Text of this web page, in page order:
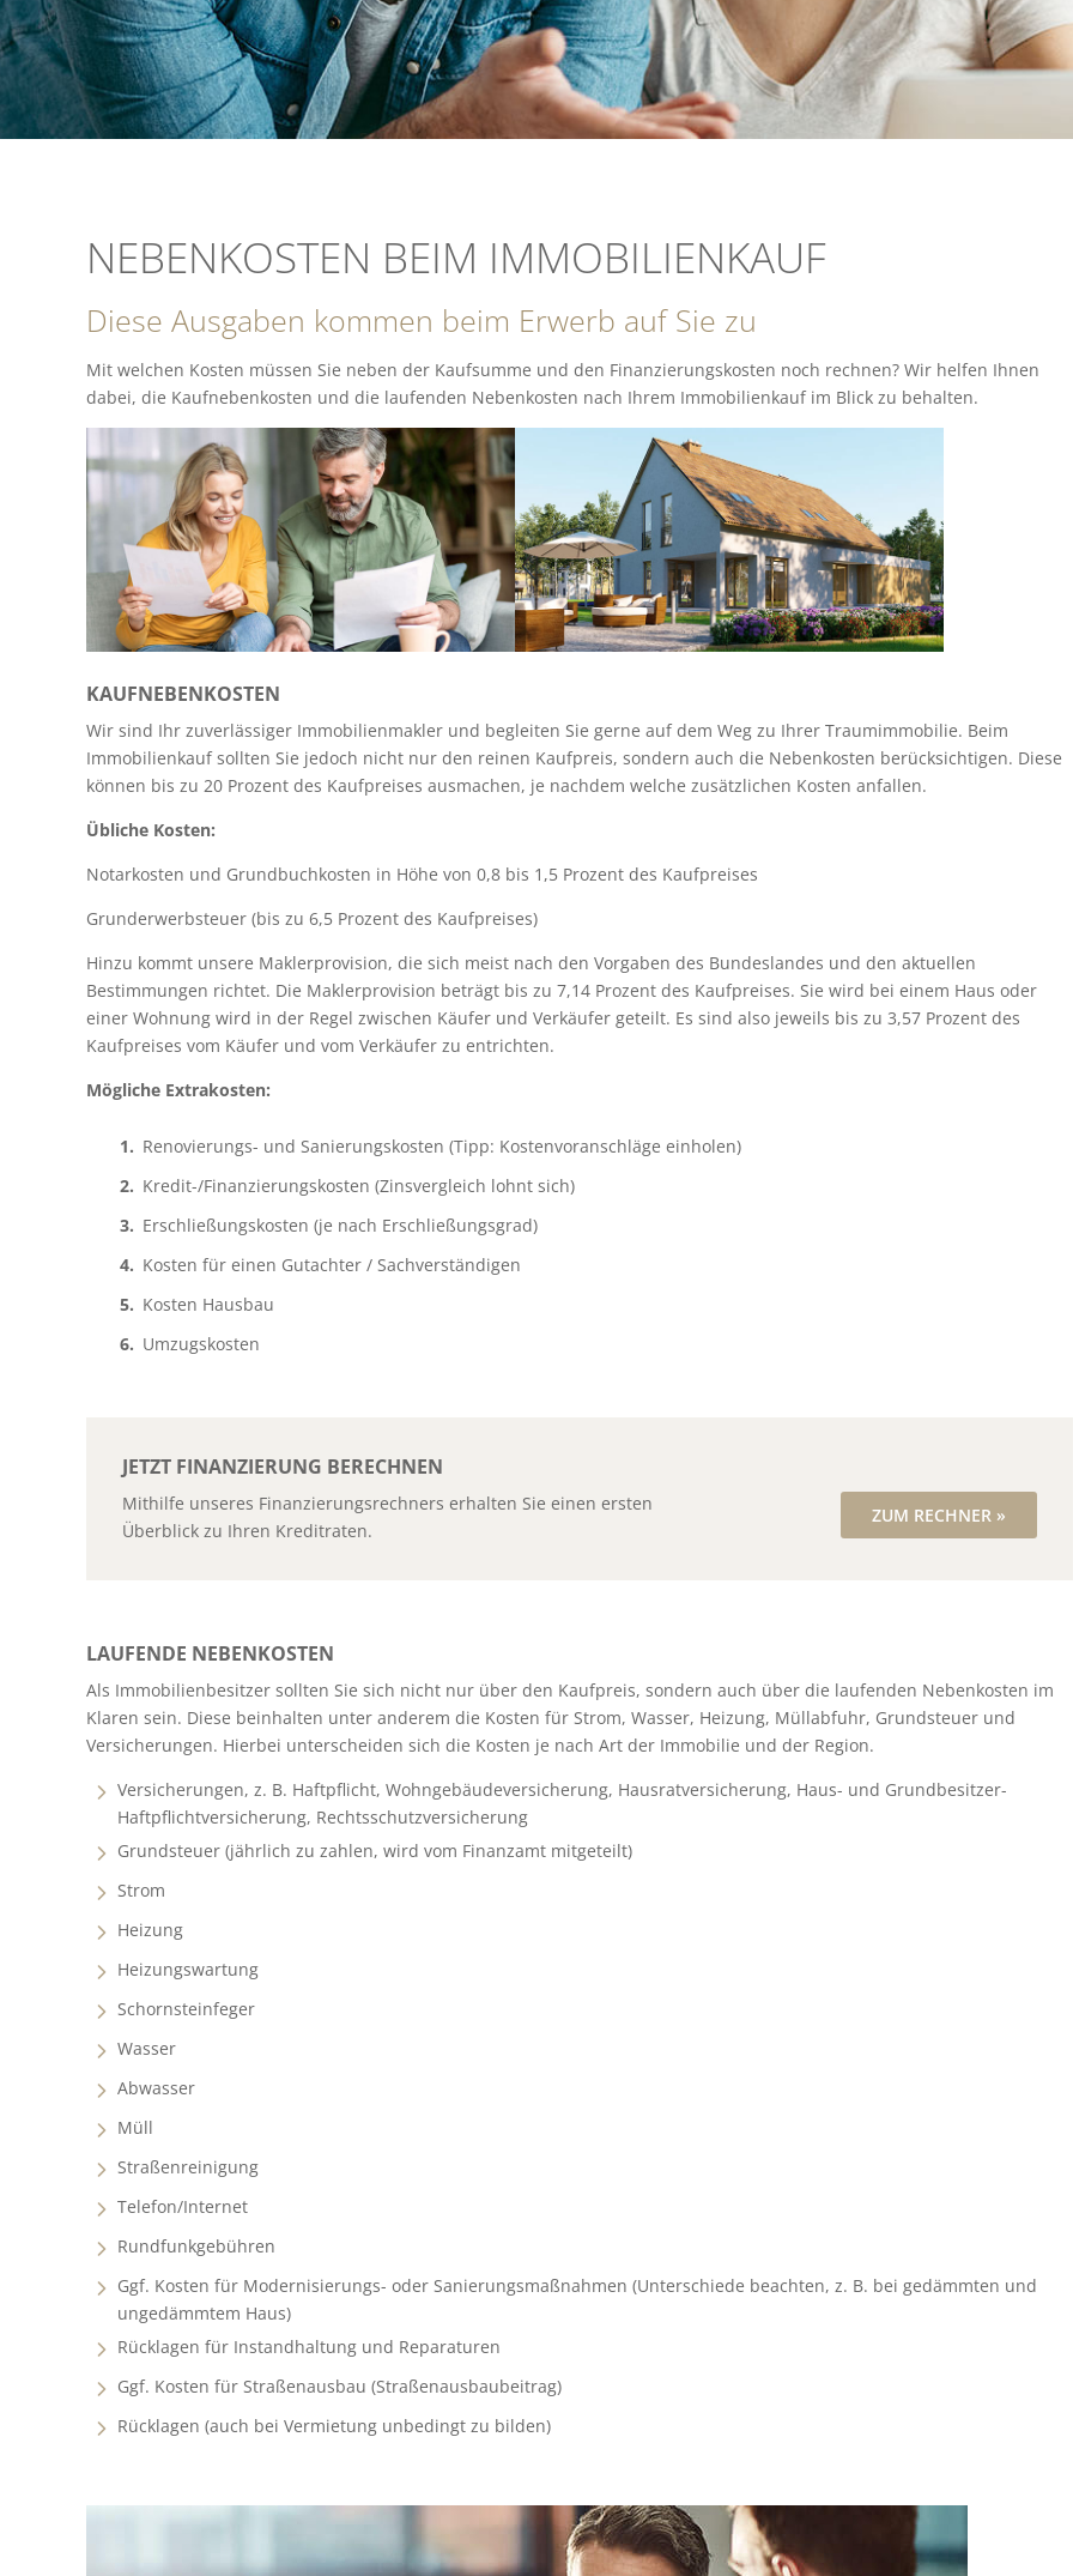
NEBENKOSTEN BEIM IMMOBILIENKAUF
Diese Ausgaben kommen beim Erwerb auf Sie zu
Mit welchen Kosten müssen Sie neben der Kaufsumme und den Finanzierungskosten noch rechnen? Wir helfen Ihnen
dabei, die Kaufnebenkosten und die laufenden Nebenkosten nach Ihrem Immobilienkauf im Blick zu behalten.
KAUFNEBENKOSTEN
Wir sind Ihr zuverlässiger Immobilienmakler und begleiten Sie gerne auf dem Weg zu Ihrer Traumimmobilie. Beim
Immobilienkauf sollten Sie jedoch nicht nur den reinen Kaufpreis, sondern auch die Nebenkosten berücksichtigen. Diese
können bis zu 20 Prozent des Kaufpreises ausmachen, je nachdem welche zusätzlichen Kosten anfallen.
Übliche Kosten:
Notarkosten und Grundbuchkosten in Höhe von 0,8 bis 1,5 Prozent des Kaufpreises
Grunderwerbsteuer (bis zu 6,5 Prozent des Kaufpreises)
Hinzu kommt unsere Maklerprovision, die sich meist nach den Vorgaben des Bundeslandes und den aktuellen
Bestimmungen richtet. Die Maklerprovision beträgt bis zu 7,14 Prozent des Kaufpreises. Sie wird bei einem Haus oder
einer Wohnung wird in der Regel zwischen Käufer und Verkäufer geteilt. Es sind also jeweils bis zu 3,57 Prozent des
Kaufpreises vom Käufer und vom Verkäufer zu entrichten.
Mögliche Extrakosten:
Renovierungs- und Sanierungskosten (Tipp: Kostenvoranschläge einholen)
Kredit-/Finanzierungskosten (Zinsvergleich lohnt sich)
Erschließungskosten (je nach Erschließungsgrad)
Kosten für einen Gutachter / Sachverständigen
Kosten Hausbau
Umzugskosten
JETZT FINANZIERUNG BERECHNEN
Mithilfe unseres Finanzierungs­rechners erhalten Sie einen ersten
Überblick zu Ihren Kreditraten.
ZUM RECHNER »
LAUFENDE NEBENKOSTEN
Als Immobilienbesitzer sollten Sie sich nicht nur über den Kaufpreis, sondern auch über die laufenden Nebenkosten im
Klaren sein. Diese beinhalten unter anderem die Kosten für Strom, Wasser, Heizung, Müllabfuhr, Grundsteuer und
Versicherungen. Hierbei unterscheiden sich die Kosten je nach Art der Immobilie und der Region.
Versicherungen, z. B. Haftpflicht, Wohngebäudeversicherung, Hausratversicherung, Haus- und Grundbesitzer­
Haftpflichtversicherung, Rechtsschutzversicherung
Grundsteuer (jährlich zu zahlen, wird vom Finanzamt mitgeteilt)
Strom
Heizung
Heizungswartung
Schornsteinfeger
Wasser
Abwasser
Müll
Straßenreinigung
Telefon/Internet
Rundfunkgebühren
Ggf. Kosten für Modernisierungs- oder Sanierungsmaßnahmen (Unterschiede beachten, z. B. bei gedämmten und
ungedämmtem Haus)
Rücklagen für Instandhaltung und Reparaturen
Ggf. Kosten für Straßenausbau (Straßenausbaubeitrag)
Rücklagen (auch bei Vermietung unbedingt zu bilden)